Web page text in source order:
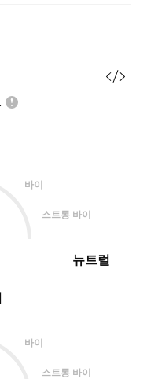
바이
스트롱 바이
바이
스트롱 바이
뉴트럴